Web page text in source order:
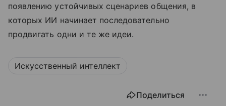
появлению устойчивых сценариев общения, в
которых ИИ начинает последовательно
продвигать одни и те же идеи.
Искусственный интеллект
Поделиться